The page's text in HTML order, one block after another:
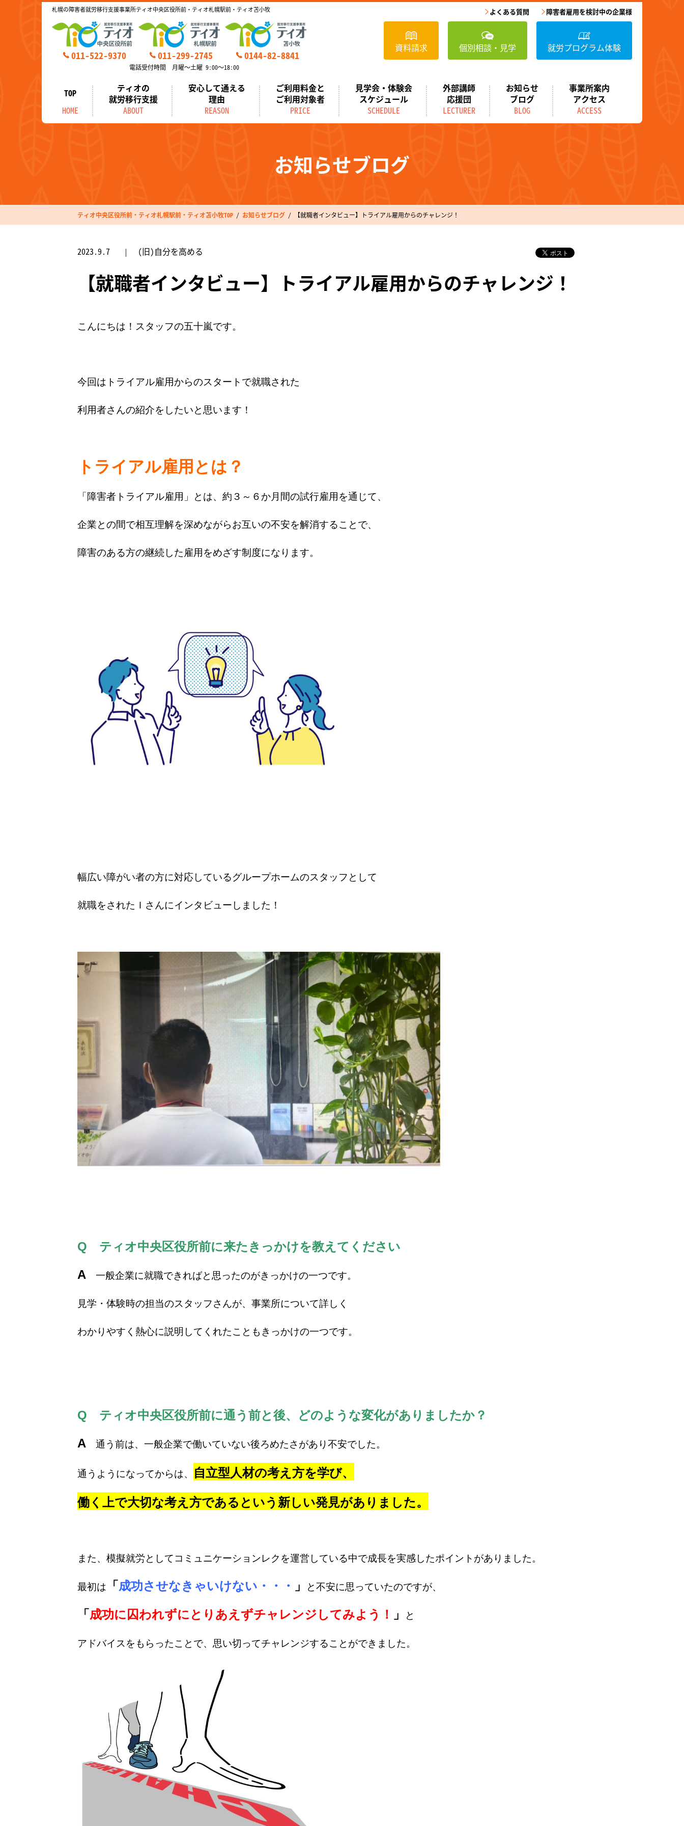
札幌の障害者就労移行支援事業所ティオ中央区役所前・ティオ札幌駅前・ティオ苫小牧
011-522-9370 011-299-2745 0144-82-8841
電話受付時間 月曜～土曜 9:00～18:00
よくある質問 障害者雇用を検討中の企業様
資料請求 個別相談・見学 就労プログラム体験
TOP
HOME
ティオの
就労移行支援
ABOUT
安心して通える
理由
REASON
ご利用料金と
ご利用対象者
PRICE
見学会・体験会
スケジュール
SCHEDULE
外部講師
応援団
LECTURER
お知らせ
ブログ
BLOG
事業所案内
アクセス
ACCESS
お知らせブログ
ティオ中央区役所前・ティオ札幌駅前・ティオ苫小牧TOP お知らせブログ 【就職者インタビュー】トライアル雇用からのチャレンジ！
2023.9.7 (旧)自分を高める
【就職者インタビュー】トライアル雇用からのチャレンジ！
こんにちは！スタッフの五十嵐です。
今回はトライアル雇用からのスタートで就職された
利用者さんの紹介をしたいと思います！
トライアル雇用とは？
「障害者トライアル雇用」とは、約３～６か月間の試行雇用を通じて、
企業との間で相互理解を深めながらお互いの不安を解消することで、
障害のある方の継続した雇用をめざす制度になります。
幅広い障がい者の方に対応しているグループホームのスタッフとして
就職をされたＩさんにインタビューしました！
Q ティオ中央区役所前に来たきっかけを教えてください
A 一般企業に就職できればと思ったのがきっかけの一つです。
見学・体験時の担当のスタッフさんが、事業所について詳しく
わかりやすく熱心に説明してくれたこともきっかけの一つです。
Q ティオ中央区役所前に通う前と後、どのような変化がありましたか？
A 通う前は、一般企業で働いていない後ろめたさがあり不安でした。
通うようになってからは、 自立型人材の考え方を学び、
働く上で大切な考え方であるという新しい発見がありました。
また、模擬就労としてコミュニケーションレクを運営している中で成長を実感したポイントがありました。
最初は 「 成功させなきゃいけない・・・ 」 と不安に思っていたのですが、
「 成功に囚われずにとりあえずチャレンジしてみよう！ 」 と
アドバイスをもらったことで、思い切ってチャレンジすることができました。